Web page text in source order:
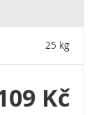
materiálů.
25 kg
Kč